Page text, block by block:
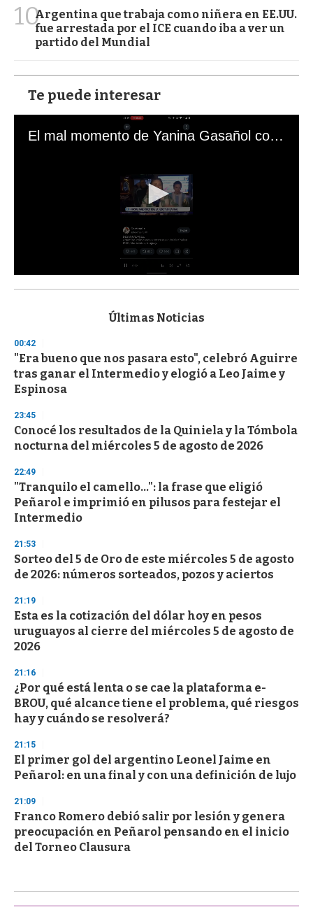
10Argentina que trabaja como niñera en EE.UU.
fue arrestada por el ICE cuando iba a ver un
partido del Mundial
Te puede interesar
El mal momento de Yanina Gasañol con un hincha argentino en "Subrayado"
s
d
s
o
f
3
s
e
c
o
d
s
Últimas Noticias
00:42
"Era bueno que nos pasara esto", celebró Aguirre
tras ganar el Intermedio y elogió a Leo Jaime y
Espinosa
23:45
Conocé los resultados de la Quiniela y la Tómbola
nocturna del miércoles 5 de agosto de 2026
22:49
"Tranquilo el camello...": la frase que eligió
Peñarol e imprimió en pilusos para festejar el
Intermedio
21:53
Sorteo del 5 de Oro de este miércoles 5 de agosto
de 2026: números sorteados, pozos y aciertos
21:19
Esta es la cotización del dólar hoy en pesos
uruguayos al cierre del miércoles 5 de agosto de
2026
21:16
¿Por qué está lenta o se cae la plataforma e-
BROU, qué alcance tiene el problema, qué riesgos
hay y cuándo se resolverá?
21:15
El primer gol del argentino Leonel Jaime en
Peñarol: en una final y con una definición de lujo
21:09
Franco Romero debió salir por lesión y genera
preocupación en Peñarol pensando en el inicio
del Torneo Clausura